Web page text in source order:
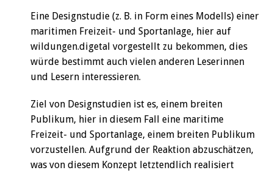
Eine Designstudie (z. B. in Form eines Modells) einer
maritimen Freizeit- und Sportanlage, hier auf
wildungen.digetal vorgestellt zu bekommen, dies
würde bestimmt auch vielen anderen Leserinnen
und Lesern interessieren.
Ziel von Designstudien ist es, einem breiten
Publikum, hier in diesem Fall eine maritime
Freizeit- und Sportanlage, einem breiten Publikum
vorzustellen. Aufgrund der Reaktion abzuschätzen,
was von diesem Konzept letztendlich realisiert